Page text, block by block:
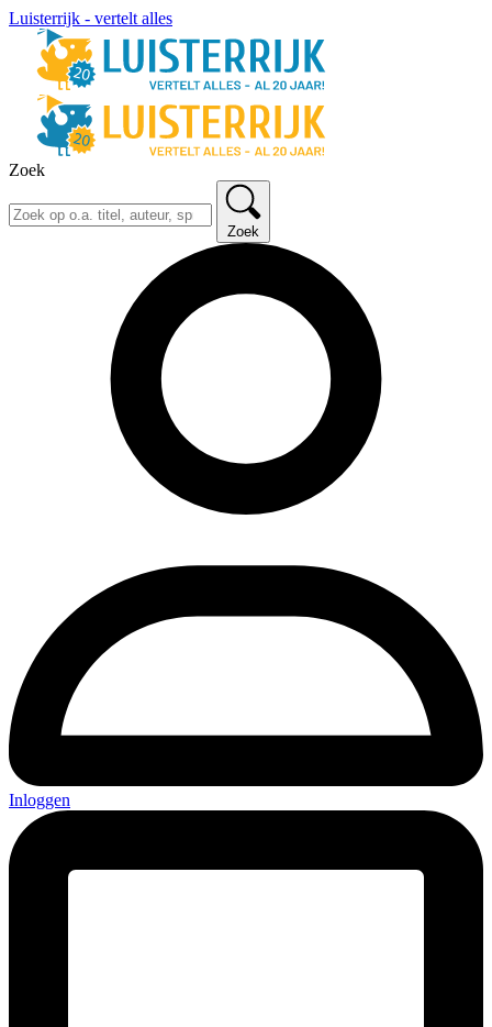
Luisterrijk - vertelt alles
Zoek
Zoek
Inloggen